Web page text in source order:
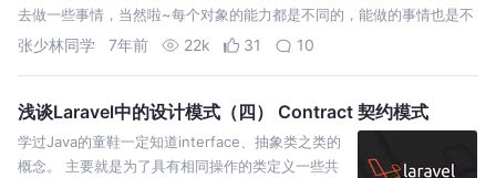
去做一些事情，当然啦~每个对象的能力都是不同的，能做的事情也是不
同。对象中存储着类的成员属性（成员变量和成员方法）。我们命令对象
张少林同学 7年前 22k 31 10
浅谈Laravel中的设计模式（四） Contract 契约模式
学过Java的童鞋一定知道interface、抽象类之类的
概念。 主要就是为了具有相同操作的类定义一些共